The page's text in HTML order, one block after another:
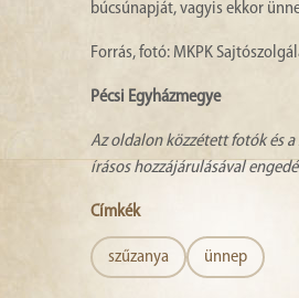
búcsúnapját, vagyis ekkor
Forrás, fotó: MKPK
Pécsi Egyházmegye
Az oldalon közzétett fotók és a
írásos hozzájárulásával
Címkék
szűzanya ünnep